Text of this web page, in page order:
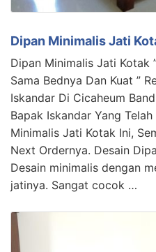
Dipan Minimalis Jati
Dipan Minimalis Jati Kotak
Sama Bednya Dan Kuat ”
Iskandar Di Cicaheum
Bapak Iskandar Yang
Minimalis Jati Kotak Ini,
Next Ordernya. Desain
Desain minimalis dengan
jatinya. Sangat cocok …